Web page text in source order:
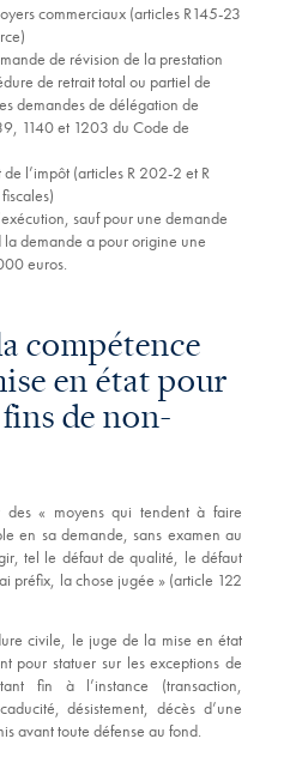
commerciaux (articles R145-23
de révision de la prestation
de retrait total ou partiel de
demandes de délégation de
1140 et 1203 du Code de
l’impôt (articles R 202-2 et R
sauf pour une demande
demande a pour origine une
euros.
compétence
en état pour
de non-
des « moyens qui tendent à faire
en sa demande, sans examen au
tel le défaut de qualité, le défaut
préfix, la chose jugée » (article 122
civile, le juge de la mise en état
pour statuer sur les exceptions de
fin à l’instance (transaction,
désistement, décès d’une
avant toute défense au fond.